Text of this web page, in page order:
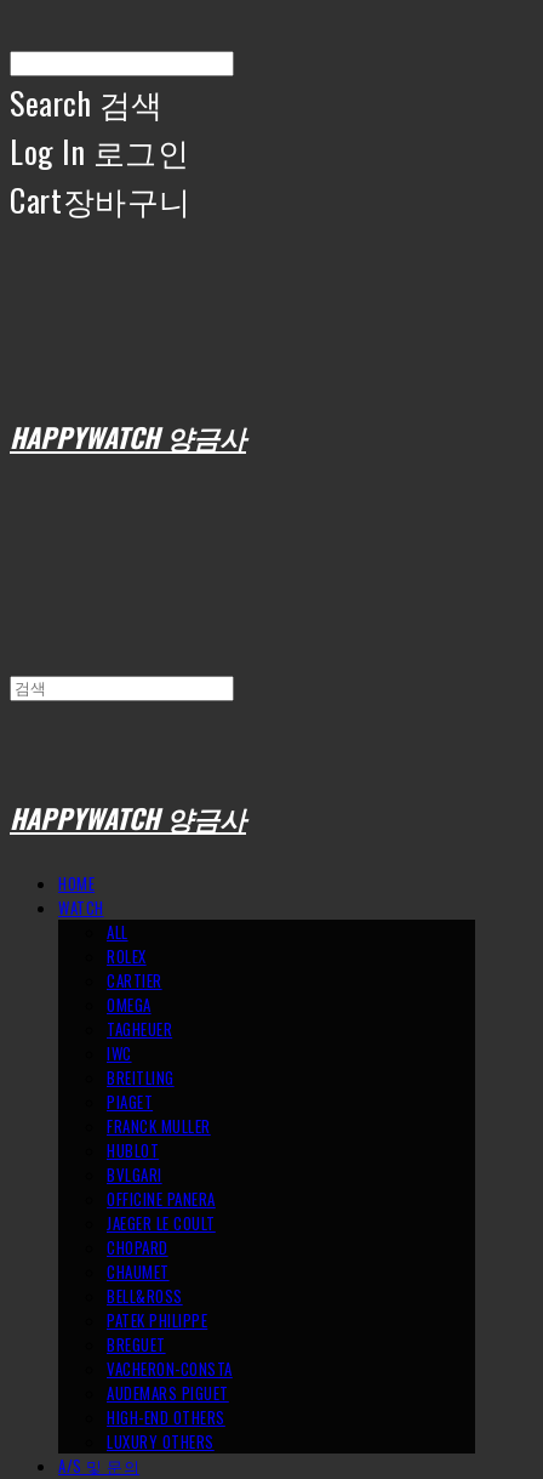
Search 검색
Log In 로그인
Cart장바구니
HAPPYWATCH 양금사
HAPPYWATCH 양금사
HOME
WATCH
ALL
ROLEX
CARTIER
OMEGA
TAGHEUER
IWC
BREITLING
PIAGET
FRANCK MULLER
HUBLOT
BVLGARI
OFFICINE PANERA
JAEGER LE COULT
CHOPARD
CHAUMET
BELL&ROSS
PATEK PHILIPPE
BREGUET
VACHERON-CONSTA
AUDEMARS PIGUET
HIGH-END OTHERS
LUXURY OTHERS
A/S 및 문의